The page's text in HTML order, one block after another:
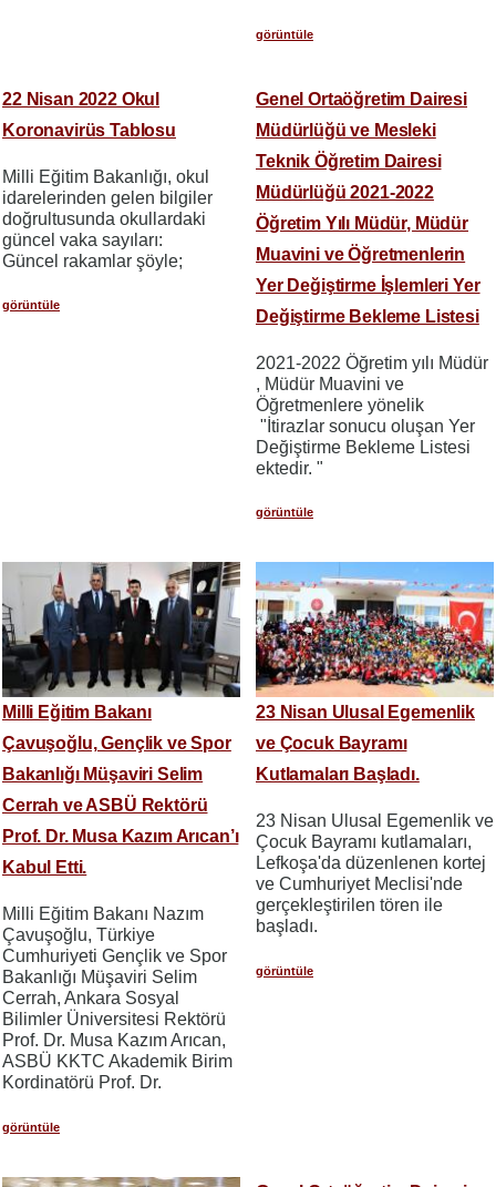
görüntüle
22 Nisan 2022 Okul
Koronavirüs Tablosu
Milli Eğitim Bakanlığı, okul
idarelerinden gelen bilgiler
doğrultusunda okullardaki
güncel vaka sayıları:
Güncel rakamlar şöyle;
görüntüle
Genel Ortaöğretim Dairesi
Müdürlüğü ve Mesleki
Teknik Öğretim Dairesi
Müdürlüğü 2021-2022
Öğretim Yılı Müdür, Müdür
Muavini ve Öğretmenlerin
Yer Değiştirme İşlemleri Yer
Değiştirme Bekleme Listesi
2021-2022 Öğretim yılı Müdür
, Müdür Muavini ve
Öğretmenlere yönelik
"İtirazlar sonucu oluşan Yer
Değiştirme Bekleme Listesi
ektedir. "
görüntüle
Milli Eğitim Bakanı
Çavuşoğlu, Gençlik ve Spor
Bakanlığı Müşaviri Selim
Cerrah ve ASBÜ Rektörü
Prof. Dr. Musa Kazım Arıcan’ı
Kabul Etti.
Milli Eğitim Bakanı Nazım
Çavuşoğlu, Türkiye
Cumhuriyeti Gençlik ve Spor
Bakanlığı Müşaviri Selim
Cerrah, Ankara Sosyal
Bilimler Üniversitesi Rektörü
Prof. Dr. Musa Kazım Arıcan,
ASBÜ KKTC Akademik Birim
Kordinatörü Prof. Dr.
görüntüle
23 Nisan Ulusal Egemenlik
ve Çocuk Bayramı
Kutlamaları Başladı.
23 Nisan Ulusal Egemenlik ve
Çocuk Bayramı kutlamaları,
Lefkoşa'da düzenlenen kortej
ve Cumhuriyet Meclisi'nde
gerçekleştirilen tören ile
başladı.
görüntüle